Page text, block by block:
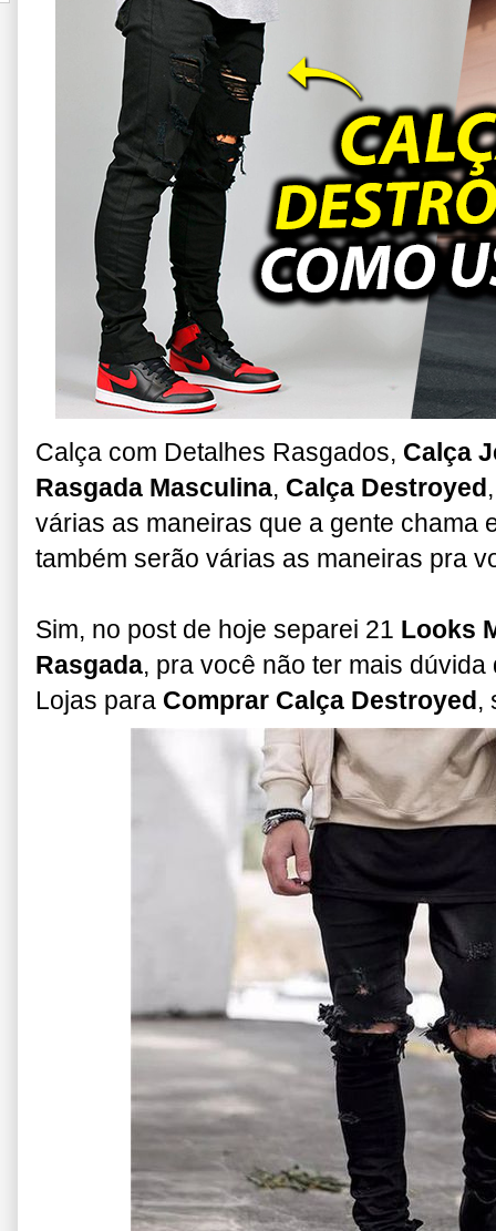
Calça com Detalhes Rasgados, Calça
Rasgada Masculina, Calça Destroyed
várias as maneiras que a gente chama
também serão várias as maneiras pra
Sim, no post de hoje separei 21 Looks
Rasgada, pra você não ter mais
Lojas para Comprar Calça Destroyed,